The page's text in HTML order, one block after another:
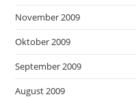
November 2009
Oktober 2009
September 2009
August 2009